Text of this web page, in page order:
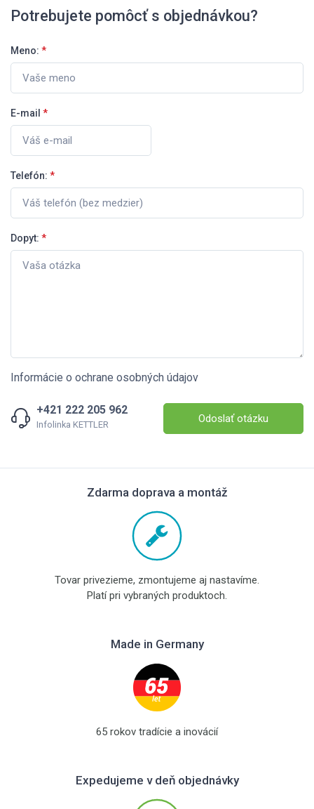
Potrebujete pomôcť s objednávkou?
Meno: *
E-mail *
Telefón: *
Dopyt: *
Informácie o ochrane osobných údajov
+421 222 205 962
Infolinka KETTLER Odoslať otázku
Zdarma doprava a montáž
Tovar privezieme, zmontujeme aj nastavíme.
Platí pri vybraných produktoch.
Made in Germany
65 rokov tradície a inovácií
Expedujeme v deň objednávky